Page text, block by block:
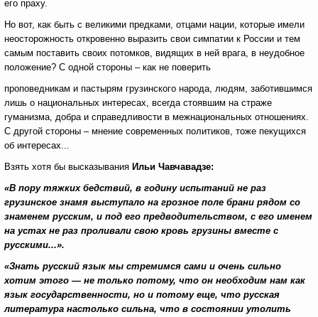
его праху.
Но вот, как быть с великими предками, отцами нации, которые имели
неосторожность откровенно выразить свои симпатии к России и тем
самым поставить своих потомков, видящих в ней врага, в неудобное
положение? С одной стороны – как не поверить
проповедникам и пастырям грузинского народа, людям, заботившимся
лишь о национальных интересах, всегда стоявшим на страже
гуманизма, добра и справедливости в межнациональных отношениях.
С другой стороны – мнение современных политиков, тоже пекущихся
об интересах...
Взять хотя бы высказывания Ильи Чавчавадзе:
«В пору тяжких бедствий, в годину испытаний не раз
грузинское знамя выступало на грозное поле брани рядом со
знаменем русским, и под его предводительством, с его именем
на устах не раз проливали свою кровь грузины вместе с
русскими...».
«Знать русский язык мы стремимся сами и очень сильно
хотим этого — не только потому, что он необходим нам как
язык государственности, но и потому еще, что русская
литература настолько сильна, что в состоянии утолить